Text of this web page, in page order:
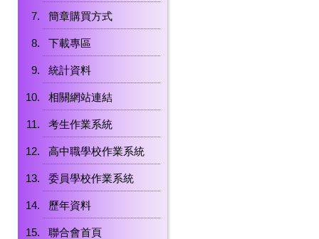
簡章購買方式
下載專區
統計資料
相關網站連結
考生作業系統
高中職學校作業系統
委員學校作業系統
歷年資料
聯合會首頁